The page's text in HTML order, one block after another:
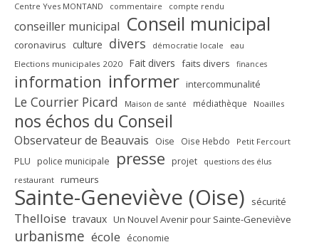
Centre Yves MONTAND commentaire compte rendu
conseiller municipal Conseil municipal
coronavirus culture divers démocratie locale eau
Elections municipales 2020 Fait divers faits divers finances
information informer intercommunalité
Le Courrier Picard Maison de santé médiathèque Noailles
nos échos du Conseil
Observateur de Beauvais Oise Oise Hebdo Petit Fercourt
PLU police municipale presse projet questions des élus
restaurant rumeurs
Sainte-Geneviève (Oise) sécurité
Thelloise travaux Un Nouvel Avenir pour Sainte-Geneviève
urbanisme école économie